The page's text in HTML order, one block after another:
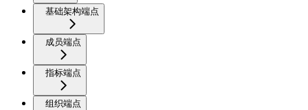
基础架构端点
成员端点
指标端点
组织端点